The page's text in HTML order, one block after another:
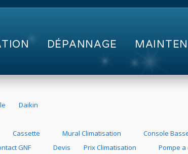
DÉPANNAGE
Daikin
Cassette Mural Climatisation Console
GNF
Devis Prix Climatisation Pompe